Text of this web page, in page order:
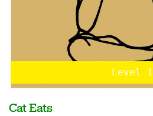
Level 1
Cat Eats